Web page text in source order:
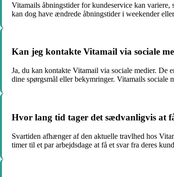
Vitamails åbningstider for kundeservice kan
kan dog have ændrede åbningstider i weekender
Kan jeg kontakte Vitamail via sociale
Ja, du kan kontakte Vitamail via sociale medier. De
dine spørgsmål eller bekymringer. Vitamails sociale
Hvor lang tid tager det sædvanligvis at
Svartiden afhænger af den aktuelle travlhed hos
timer til et par arbejdsdage at få et svar fra deres